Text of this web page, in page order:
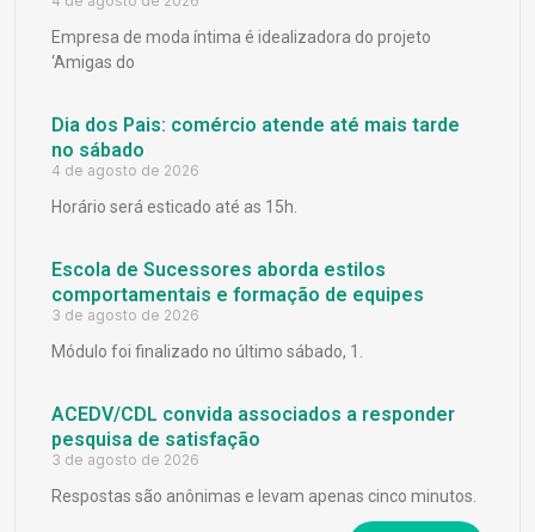
Empresa de moda íntima é idealizadora do projeto
‘Amigas do
Dia dos Pais: comércio atende até mais tarde
no sábado
4 de agosto de 2026
Horário será esticado até as 15h.
Escola de Sucessores aborda estilos
comportamentais e formação de equipes
3 de agosto de 2026
Módulo foi finalizado no último sábado, 1.
ACEDV/CDL convida associados a responder
pesquisa de satisfação
3 de agosto de 2026
Respostas são anônimas e levam apenas cinco minutos.